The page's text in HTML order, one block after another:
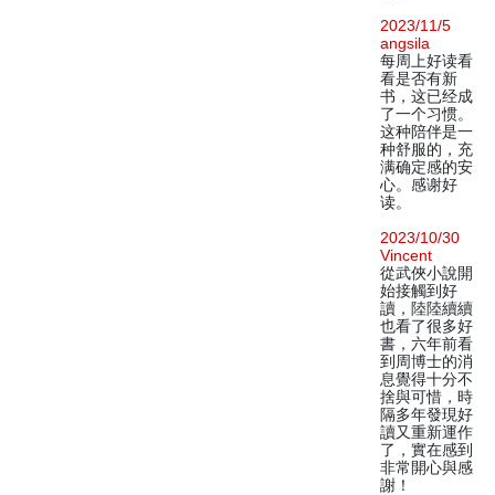
2023/11/5
angsila
每周上好读看
看是否有新
书，这已经成
了一个习惯。
这种陪伴是一
种舒服的，充
满确定感的安
心。感谢好
读。
2023/10/30
Vincent
從武俠小說開
始接觸到好
讀，陸陸續續
也看了很多好
書，六年前看
到周博士的消
息覺得十分不
捨與可惜，時
隔多年發現好
讀又重新運作
了，實在感到
非常開心與感
謝！